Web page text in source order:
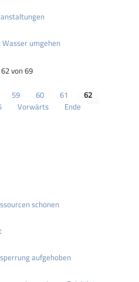
umgehen
von 69
59 60 61
62
Vorwärts Ende
schonen
aufgehoben